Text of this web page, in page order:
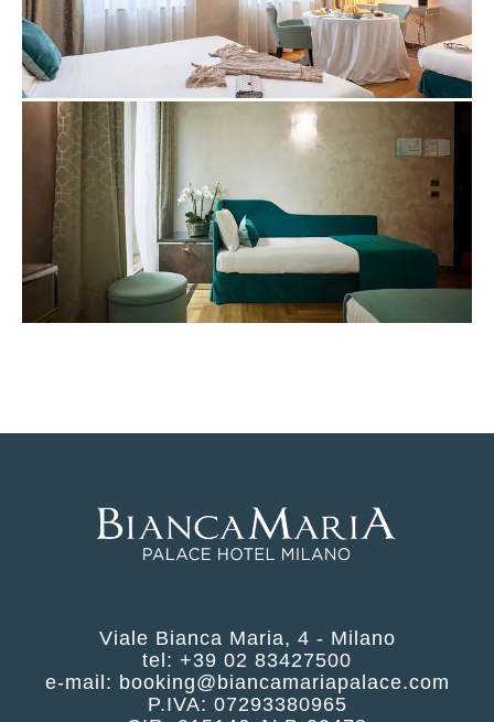
Viale Bianca Maria, 4 - Milano
tel: +39 02 83427500
e-mail: booking@biancamariapalace.com
P.IVA: 07293380965